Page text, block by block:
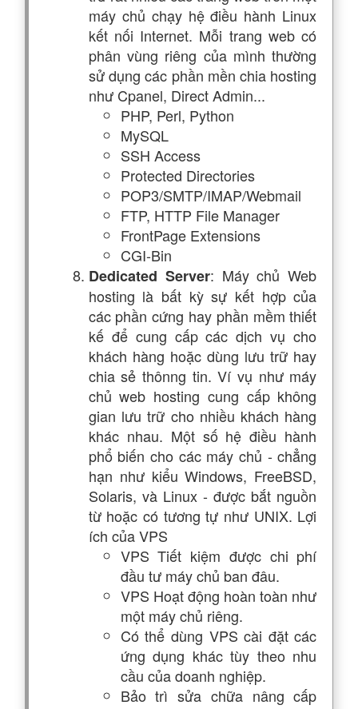
máy chủ chạy hệ điều hành Linux
kết nối Internet. Mỗi trang web có
phân vùng riêng của mình thường
sử dụng các phần mền chia hosting
như Cpanel, Direct Admin...
PHP, Perl, Python
MySQL
SSH Access
Protected Directories
POP3/SMTP/IMAP/Webmail
FTP, HTTP File Manager
FrontPage Extensions
CGI-Bin
Dedicated Server: Máy chủ Web
hosting là bất kỳ sự kết hợp của
các phần cứng hay phần mềm thiết
kế để cung cấp các dịch vụ cho
khách hàng hoặc dùng lưu trữ hay
chia sẻ thônng tin. Ví vụ như máy
chủ web hosting cung cấp không
gian lưu trữ cho nhiều khách hàng
khác nhau. Một số hệ điều hành
phổ biến cho các máy chủ - chẳng
hạn như kiểu Windows, FreeBSD,
Solaris, và Linux - được bắt nguồn
từ hoặc có tương tự như UNIX. Lợi
ích của VPS
VPS Tiết kiệm được chi phí
đầu tư máy chủ ban đâu.
VPS Hoạt động hoàn toàn như
một máy chủ riêng.
Có thể dùng VPS cài đặt các
ứng dụng khác tùy theo nhu
cầu của doanh nghiệp.
Bảo trì sửa chữa nâng cấp